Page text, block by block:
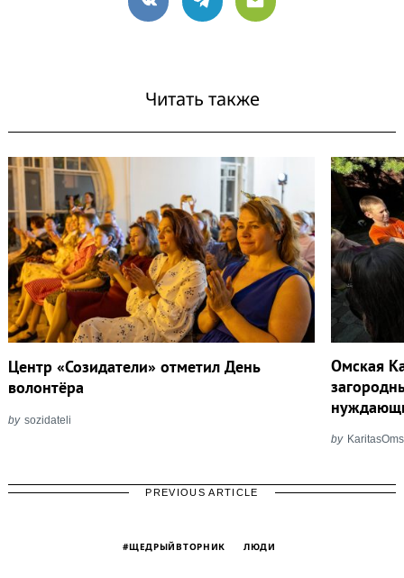
VK Telegram
Email
Читать также
Центр «Созидатели» отметил День
волонтёра
by sozidateli
Омская
by
PREVIOUS ARTICLE
#ЩЕДРЫЙВТОРНИК ЛЮДИ